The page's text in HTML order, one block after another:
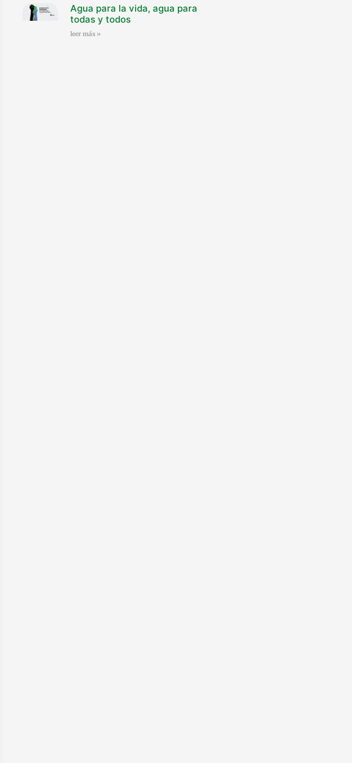
Agua para la vida, agua para
todas y todos
leer más »